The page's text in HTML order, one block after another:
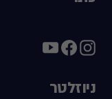
ניוזלטר